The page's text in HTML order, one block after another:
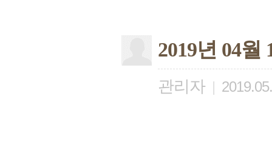
2019년 04
관리자 |